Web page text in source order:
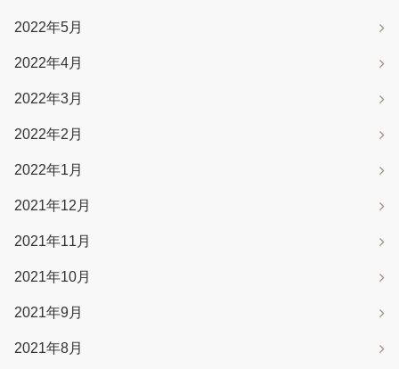
2022年5月
2022年4月
2022年3月
2022年2月
2022年1月
2021年12月
2021年11月
2021年10月
2021年9月
2021年8月